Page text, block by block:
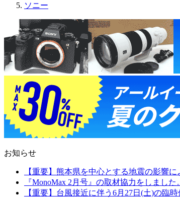
ソニー
お知らせ
【重要】熊本県を中心とする地震の影響
『MonoMax 2月号』の取材協力をしました。
【重要】台風接近に伴う6月27日(土)の臨